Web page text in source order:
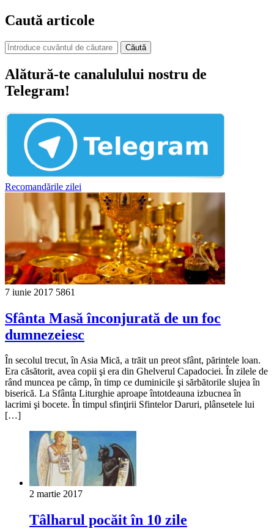
Caută articole
Căută
Alătură-te canalulului nostru de
Telegram!
Recomandările zilei
7 iunie 2017 5861
Sfânta Masă înconjurată de un foc
dumnezeiesc
În secolul trecut, în Asia Mică, a trăit un preot sfânt, părintele loan.
Era căsătorit, avea copii şi era din Ghelverul Capadociei. În zilele de
rând muncea pe câmp, în timp ce duminicile şi sărbătorile slujea în
biserică. La Sfânta Liturghie aproape întotdeauna izbucnea în
lacrimi şi bocete. În timpul sfinţirii Sfintelor Daruri, plânsetele lui
[…]
2 martie 2017
Tâlharul pocăit în 10 zile